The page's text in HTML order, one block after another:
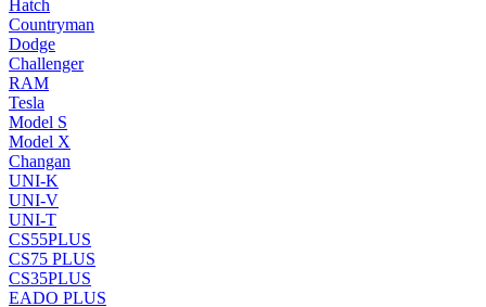
Hatch
Countryman
Dodge
Challenger
RAM
Tesla
Model S
Model X
Changan
UNI-K
UNI-V
UNI-T
CS55PLUS
CS75 PLUS
CS35PLUS
EADO PLUS